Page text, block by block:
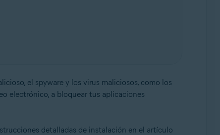
el spyware y los virus maliciosos, como los
electrónico, a bloquear tus aplicaciones
detalladas de instalación en el artículo